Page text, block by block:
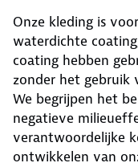
Onze kleding is
waterdichte
coating hebben
zonder het gebruik
We begrijpen het
negatieve
verantwoordelijke
ontwikkelen van